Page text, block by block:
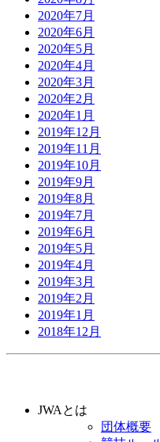
2020年7月
2020年6月
2020年5月
2020年4月
2020年3月
2020年2月
2020年1月
2019年12月
2019年11月
2019年10月
2019年9月
2019年8月
2019年7月
2019年6月
2019年5月
2019年4月
2019年3月
2019年2月
2019年1月
2018年12月
JWAとは
団体概要